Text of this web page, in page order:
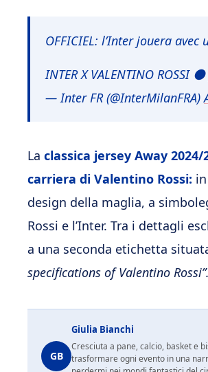
OFFICIEL: l’Inter jouera
INTER X VALENTINO ROSSI ⚫️
— Inter FR (@InterMilanFRA)
La classica jersey Away 2024/
carriera di Valentino Rossi:
design della maglia, a
Rossi e l’Inter. Tra i dettagli
a una seconda etichetta
specifications of Valentino Rossi”.
GB
Giulia Bianchi
Cresciuta a pane, calcio, basket e
trasformare ogni evento in una